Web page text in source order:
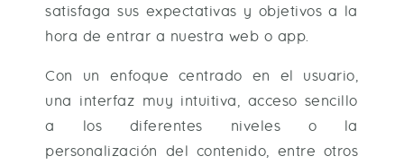
satisfaga sus expectativas y objetivos a la
hora de entrar a nuestra web o app.
Con un enfoque centrado en el usuario,
una interfaz muy intuitiva, acceso sencillo
a los diferentes niveles o la
personalización del contenido, entre otros